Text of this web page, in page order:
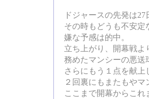
ドジャースの先発は
その時もどうも不安
嫌な予感は的中。
立ち上がり、開幕戦
務めたマンシーの悪送
さらにもう１点を献上
２回裏にもまたもや
ここまで開幕からこ